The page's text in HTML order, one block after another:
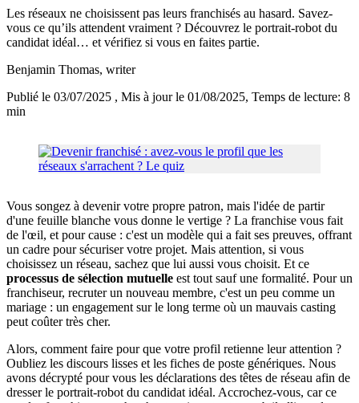
Les réseaux ne choisissent pas leurs franchisés au hasard. Savez-
vous ce qu’ils attendent vraiment ? Découvrez le portrait-robot du
candidat idéal… et vérifiez si vous en faites partie.
Benjamin Thomas, writer
Publié le 03/07/2025 , Mis à jour le 01/08/2025, Temps de lecture: 8
min
Vous songez à devenir votre propre patron, mais l'idée de partir
d'une feuille blanche vous donne le vertige ? La franchise vous fait
de l'œil, et pour cause : c'est un modèle qui a fait ses preuves, offrant
un cadre pour sécuriser votre projet. Mais attention, si vous
choisissez un réseau, sachez que lui aussi vous choisit. Et ce
processus de sélection mutuelle est tout sauf une formalité. Pour un
franchiseur, recruter un nouveau membre, c'est un peu comme un
mariage : un engagement sur le long terme où un mauvais casting
peut coûter très cher.
Alors, comment faire pour que votre profil retienne leur attention ?
Oubliez les discours lisses et les fiches de poste génériques. Nous
avons décrypté pour vous les déclarations des têtes de réseau afin de
dresser le portrait-robot du candidat idéal. Accrochez-vous, car ce